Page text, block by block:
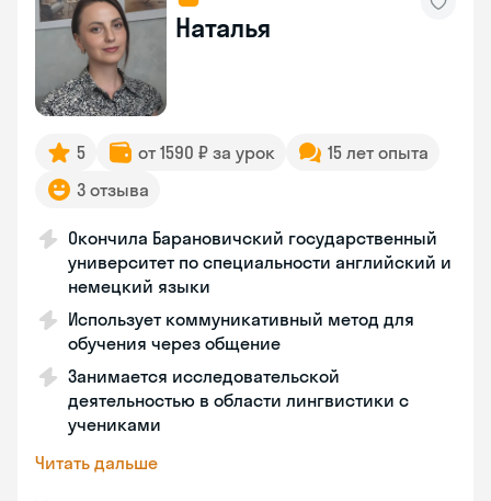
Наталья
5 от 1590 ₽ за урок
15 лет опыта
3 отзыва
Окончила Барановичский государственный
университет по специальности английский и
немецкий языки
Использует коммуникативный метод для
обучения через общение
Занимается исследовательской
деятельностью в области лингвистики с
учениками
Читать дальше